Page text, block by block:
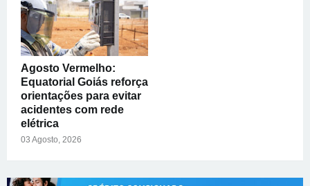
Agosto Vermelho:
Equatorial Goiás reforça
orientações para evitar
acidentes com rede
elétrica
03 Agosto, 2026